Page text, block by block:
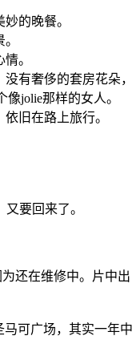
的晚餐。
。
有奢侈的套房花朵，
jolie那样的女人。
旧在路上旅行。
要回来了。
还在维修中。片中出
可广场，其实一年中